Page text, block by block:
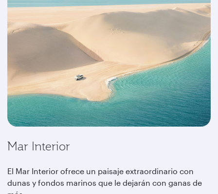
Mar Interior
El Mar Interior ofrece un paisaje extraordinario con
dunas y fondos marinos que le dejarán con ganas de